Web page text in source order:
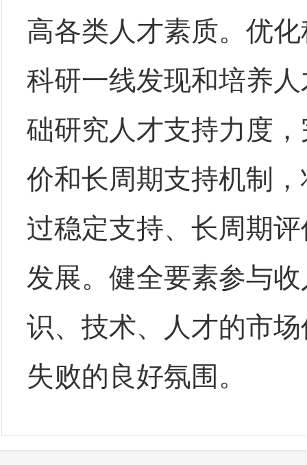
高各类人才素质。优
科研一线发现和培养
础研究人才支持力度
价和长周期支持机制
过稳定支持、长周期
发展。健全要素参与
识、技术、人才的市
失败的良好氛围。